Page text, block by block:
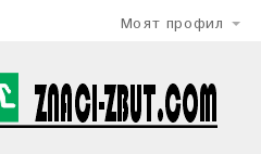
Моят профил